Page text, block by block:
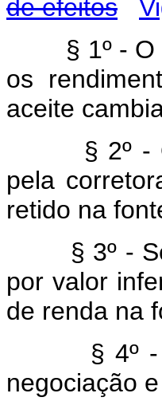
de efeitos
§ 1º - O
os
aceite
§ 2º - O
pela
retido na
§ 3º - Se
por valor
de renda na
§ 4º -
negociação